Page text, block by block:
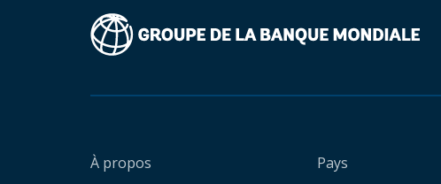
À propos
Pays